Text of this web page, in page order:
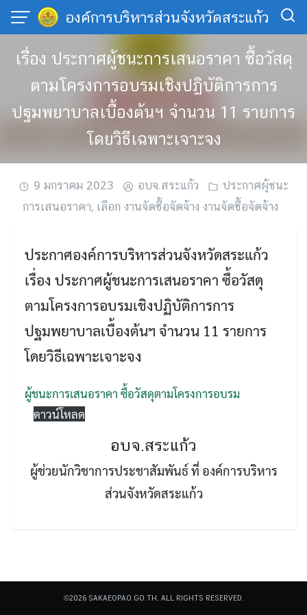
Skip
content
องค์การบริหารส่วนจังหวัดสระแก้ว
Search
เรื่อง ประกาศผู้ชนะการเสนอราคา ซื้อวัสดุ
ตามโครงการอบรมเชิงปฏิบัติการการ
ปฐมพยาบาลเบื้องต้นฯ จำนวน 11 รายการ
โดยวิธีเฉพาะเจาะจง
9 มกราคม 2023 อบจ.สระแก้ว
ประกาศผู้ชนะ
การเสนอราคา, เลือก งานจัดซื้อจัดจ้าง งานจัดซื้อจัดจ้าง
ประกาศองค์การบริหารส่วนจังหวัดสระแก้ว
เรื่อง ประกาศผู้ชนะการเสนอราคา ซื้อวัสดุ
ตามโครงการอบรมเชิงปฏิบัติการการ
ปฐมพยาบาลเบื้องต้นฯ จำนวน 11 รายการ
โดยวิธีเฉพาะเจาะจง
ผู้ชนะการเสนอราคา ซื้อวัสดุตามโครงการอบรม
ดาวน์โหลด
อบจ.สระแก้ว
ผู้ช่วยนักวิชาการประชาสัมพันธ์ ที่ องค์การบริหาร
ส่วนจังหวัดสระแก้ว
©2026 SAKAEOPAO.GO.TH. ALL RIGHTS RESERVED.